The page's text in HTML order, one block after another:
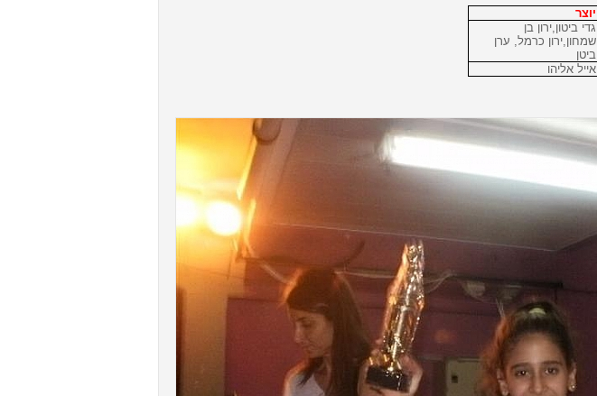
יוצר
גדי ביטון,ירון בן
שמחון,ירון כרמל, ערן
ביטן
אייל אליהו